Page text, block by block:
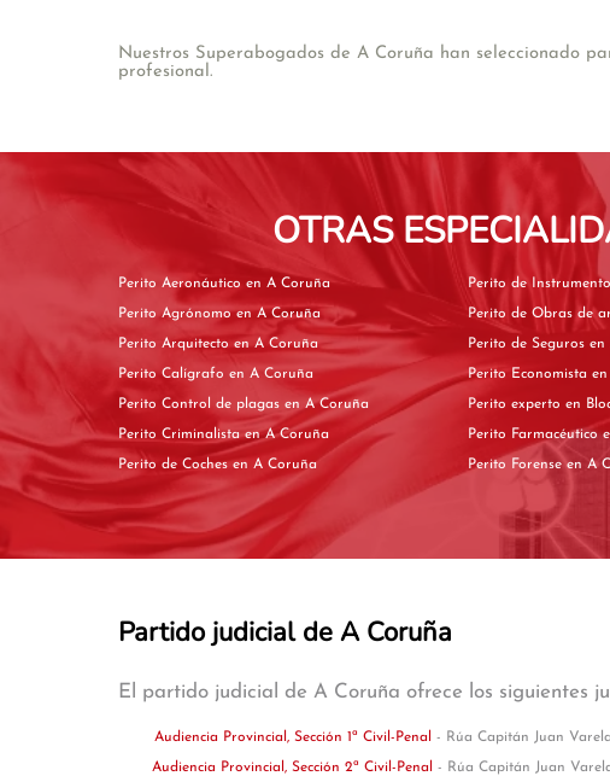
Nuestros Superabogados de A Coruña han seleccionado
profesional.
OTRAS
Perito Aeronáutico en A Coruña
Perito Agrónomo en A Coruña
Perito Arquitecto en A Coruña
Perito Calígrafo en A Coruña
Perito Control de plagas en A Coruña
Perito Criminalista en A Coruña
Perito de Coches en A Coruña
Perito
Perito
Perito
Partido judicial de A Coruña
El partido judicial de A Coruña ofrece los siguientes
Audiencia Provincial, Sección 1ª Civil-Penal - Rúa Capitán Juan
Audiencia Provincial, Sección 2ª Civil-Penal - Rúa Capitán Juan